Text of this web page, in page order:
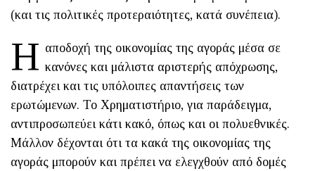
(και τις πολιτικές προτεραιότητες, κατά συνέπεια).
Η αποδοχή της οικονομίας της αγοράς μέσα σε
κανόνες και μάλιστα αριστερής απόχρωσης,
διατρέχει και τις υπόλοιπες απαντήσεις των
ερωτώμενων. Το Χρηματιστήριο, για παράδειγμα,
αντιπροσωπεύει κάτι κακό, όπως και οι πολυεθνικές.
Μάλλον δέχονται ότι τα κακά της οικονομίας της
αγοράς μπορούν και πρέπει να ελεγχθούν από δομές